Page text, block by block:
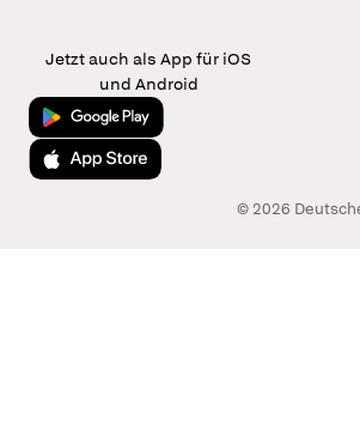
Jetzt auch als App für iOS
und Android
Jetzt bei Google Play
Laden im App Store
© 2026